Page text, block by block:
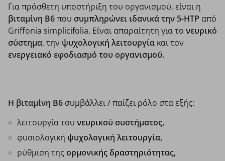
Για πρόσθετη υποστήριξη του οργανισμού, είναι η
βιταμίνη Β6που συμπληρώνει ιδανικά την 5-HTP από
Griffonia simplicifolia. Είναι απαραίτητη για το νευρικό
σύστημα, την ψυχολογική λειτουργία και τον
ενεργειακό εφοδιασμό του οργανισμού.
Η βιταμίνη Β6 συμβάλλει / παίζει ρόλο στα εξής:
λειτουργία του νευρικού συστήματος,
φυσιολογική ψυχολογική λειτουργία,
ρύθμιση της ορμονικής δραστηριότητας,